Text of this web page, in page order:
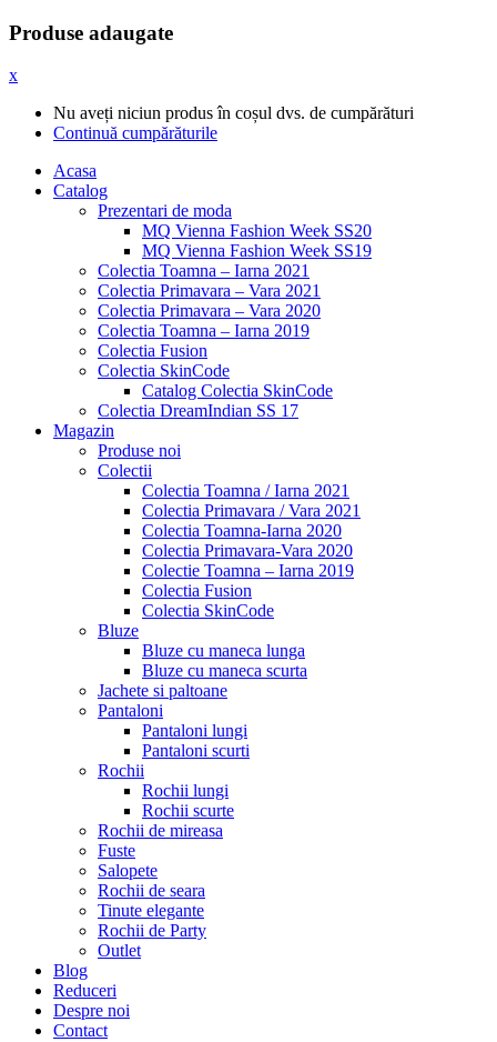
Produse adaugate
x
Nu aveți niciun produs în coșul dvs. de cumpărături
Continuă cumpărăturile
Acasa
Catalog
Prezentari de moda
MQ Vienna Fashion Week SS20
MQ Vienna Fashion Week SS19
Colectia Toamna – Iarna 2021
Colectia Primavara – Vara 2021
Colectia Primavara – Vara 2020
Colectia Toamna – Iarna 2019
Colectia Fusion
Colectia SkinCode
Catalog Colectia SkinCode
Colectia DreamIndian SS 17
Magazin
Produse noi
Colectii
Colectia Toamna / Iarna 2021
Colectia Primavara / Vara 2021
Colectia Toamna-Iarna 2020
Colectia Primavara-Vara 2020
Colectie Toamna – Iarna 2019
Colectia Fusion
Colectia SkinCode
Bluze
Bluze cu maneca lunga
Bluze cu maneca scurta
Jachete si paltoane
Pantaloni
Pantaloni lungi
Pantaloni scurti
Rochii
Rochii lungi
Rochii scurte
Rochii de mireasa
Fuste
Salopete
Rochii de seara
Tinute elegante
Rochii de Party
Outlet
Blog
Reduceri
Despre noi
Contact